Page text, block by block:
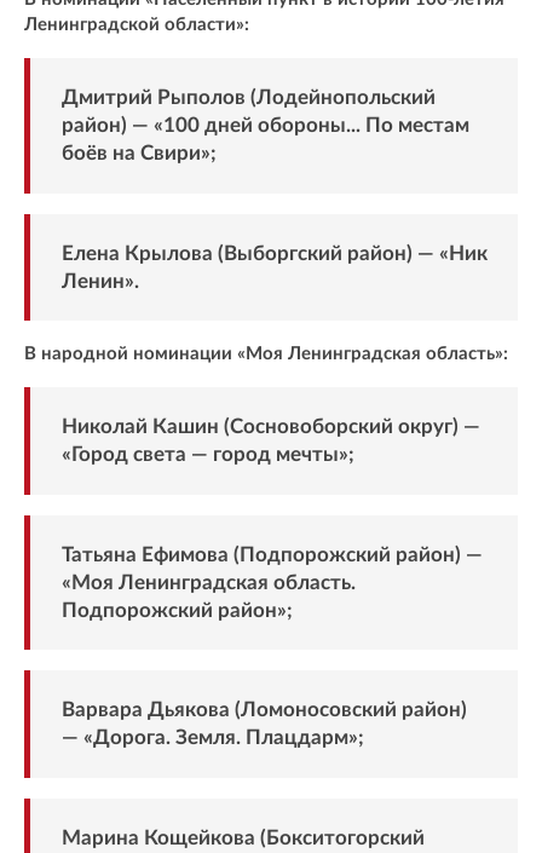
Ленинградской области»:
Дмитрий Рыполов (Лодейнопольский
район) — «100 дней обороны... По местам
боёв на Свири»;
Елена Крылова (Выборгский район) — «Ник
Ленин».
В народной номинации «Моя Ленинградская область»:
Николай Кашин (Сосновоборский округ) —
«Город света — город мечты»;
Татьяна Ефимова (Подпорожский район) —
«Моя Ленинградская область.
Подпорожский район»;
Варвара Дьякова (Ломоносовский район)
— «Дорога. Земля. Плацдарм»;
Марина Кощейкова (Бокситогорский